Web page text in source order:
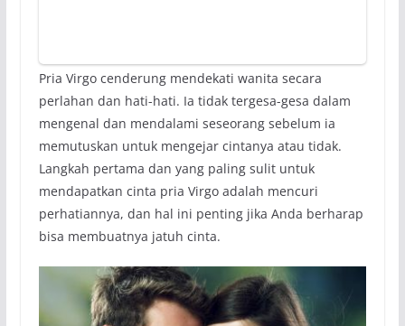
Pria Virgo cenderung mendekati wanita secara
perlahan dan hati-hati. Ia tidak tergesa-gesa dalam
mengenal dan mendalami seseorang sebelum ia
memutuskan untuk mengejar cintanya atau tidak.
Langkah pertama dan yang paling sulit untuk
mendapatkan cinta pria Virgo adalah mencuri
perhatiannya, dan hal ini penting jika Anda berharap
bisa membuatnya jatuh cinta.